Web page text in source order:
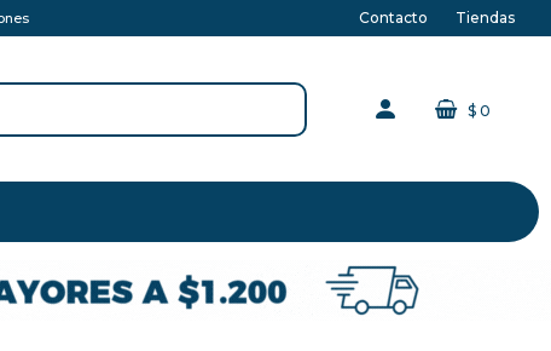
$ 0
Contacto Tiendas